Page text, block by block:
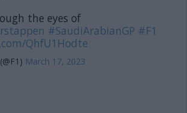
the eyes of
#SaudiArabianGP #F1
QhfU1Hodte
March 17, 2023